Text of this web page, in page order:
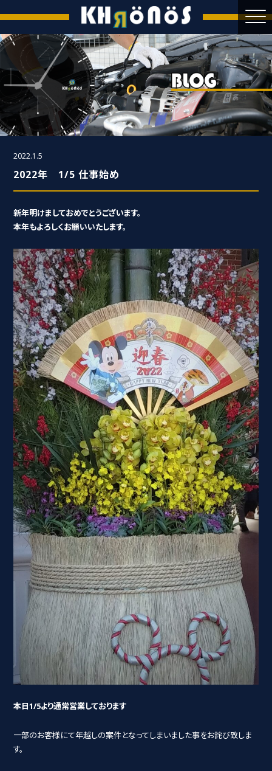
2022.1.5
2022年 1/5 仕事始め
新年明けましておめでとうございます。
本年もよろしくお願いいたします。
本日1/5より通常営業しております
一部のお客様にて年越しの案件となってしまいました事をお詫び致しま
す。